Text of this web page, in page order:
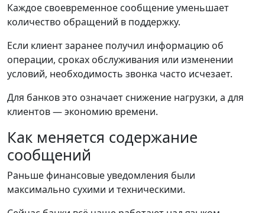
Каждое своевременное сообщение уменьшает
количество обращений в поддержку.
Если клиент заранее получил информацию об
операции, сроках обслуживания или изменении
условий, необходимость звонка часто исчезает.
Для банков это означает снижение нагрузки, а для
клиентов — экономию времени.
Как меняется содержание
сообщений
Раньше финансовые уведомления были
максимально сухими и техническими.